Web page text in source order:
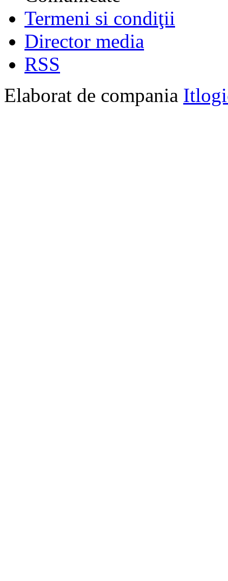
Termeni si condiţii
Director media
RSS
Elaborat de compania